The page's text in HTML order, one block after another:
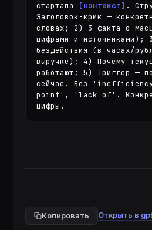
стартапа [контекст] .
Заголовок-крик —
словах; 2) 3 факта о
цифрами и источниками);
бездействия (в часах/
выручке); 4) Почему
работают; 5) Триггер —
сейчас. Без
point', 'lack of'.
цифры.
Копировать Открыть в